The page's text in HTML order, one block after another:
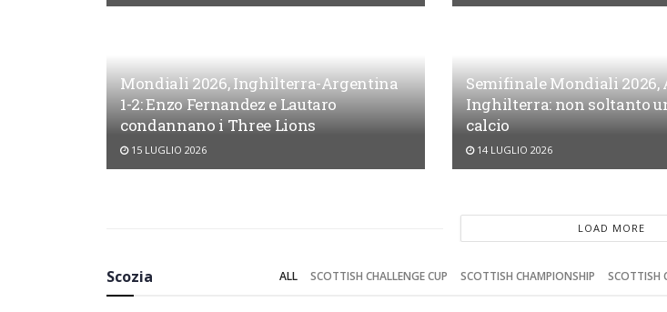
Mondiali 2026, Inghilterra-Argentina
1-2: Enzo Fernandez e Lautaro
condannano i Three Lions
15 LUGLIO 2026
Semifinale Mondiali 2026,
Inghilterra: non soltanto
calcio
14 LUGLIO 2026
LOAD MORE
Scozia ALL SCOTTISH CHALLENGE CUP SCOTTISH CHAMPIONSHIP SCOTTISH
SCOZIA
Craig Gordon dice addio al calcio: si
BY LUCA FERRABOSCHI